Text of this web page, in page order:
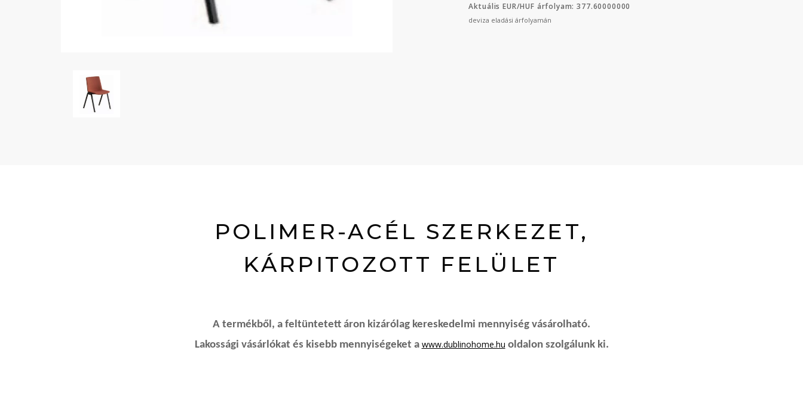
Aktuális EUR/HUF árfolyam: 377.60000000
deviza eladási árfolyamán
POLIMER-ACÉL SZERKEZET,
KÁRPITOZOTT FELÜLET
A termékből, a feltüntetett áron kizárólag kereskedelmi mennyiség vásárolható.
Lakossági vásárlókat és kisebb mennyiségeket a www.dublinohome.hu oldalon szolgálunk ki.